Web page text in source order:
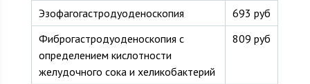
Эзофагогастродуоденоскопия
693 руб
Фиброгастродуоденоскопия с
определением кислотности
желудочного сока и хеликобактерий
809 руб